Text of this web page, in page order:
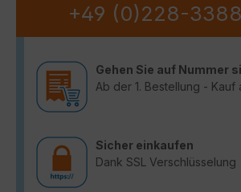
+49 (0)228-
Gehen Sie auf Nummer
Ab der 1. Bestellung - Kauf
Sicher einkaufen
Dank SSL Verschlüsselung